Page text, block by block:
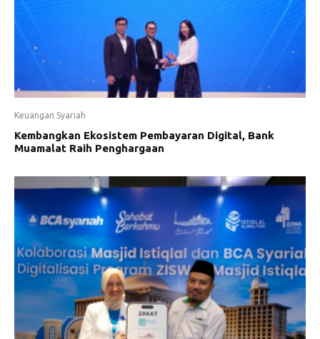
Keuangan Syariah
Kembangkan Ekosistem Pembayaran Digital, Bank
Muamalat Raih Penghargaan